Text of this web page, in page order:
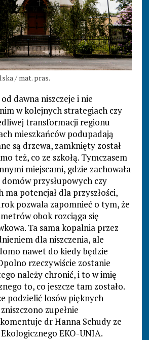
/ mat. pras.
dawna niszczeje i nie
w kolejnych strategiach czy
transformacji regionu
mieszkańców podupadają
są drzewa, zamknięty został
też, co ze szkołą. Tymczasem
miejscami, gdzie zachowała
przysłupowych czy
ma potencjał dla przyszłości,
pozwala zapomnieć o tym, że
obok rozciąga się
Ta sama kopalnia przez
dla niszczenia, ale
nawet do kiedy będzie
rzeczywiście zostanie
należy chronić, i to w imię
to, co jeszcze tam zostało.
podzielić losów pięknych
zupełnie
dr Hanna Schudy ze
EKO-UNIA.